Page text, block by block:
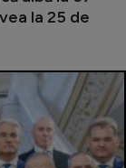
la 25 de